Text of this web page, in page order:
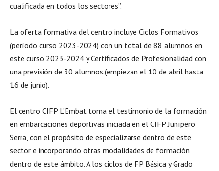
cualificada en todos los sectores”.
La oferta formativa del centro incluye Ciclos Formativos
(período curso 2023-2024) con un total de 88 alumnos en
este curso 2023-2024 y Certificados de Profesionalidad con
una previsión de 30 alumnos.(empiezan el 10 de abril hasta
16 de junio).
El centro CIFP L’Embat toma el testimonio de la formación
en embarcaciones deportivas iniciada en el CIFP Junípero
Serra, con el propósito de especializarse dentro de este
sector e incorporando otras modalidades de formación
dentro de este ámbito. A los ciclos de FP Básica y Grado